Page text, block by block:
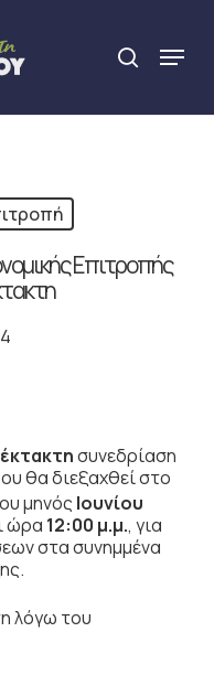
search
Menu
Επιτροπής
έκτακτησυνεδρίαση
θα διεξαχθεί στο
μηνός Ιουνίου
ώρα 12:00 μ.μ., για
στα συνημμένα
λόγω του
Close